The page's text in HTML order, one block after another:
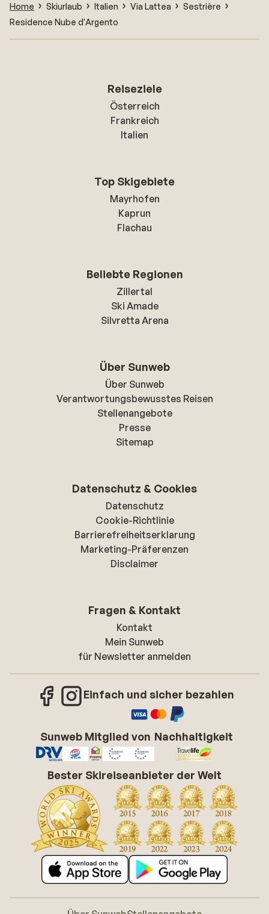
Home Skiurlaub Italien Via Lattea
Sestrière
Residence Nube d'Argento
Reiseziele
Österreich
Frankreich
Italien
Top Skigebiete
Mayrhofen
Kaprun
Flachau
Beliebte Regionen
Zillertal
Ski Amade
Silvretta Arena
Über Sunweb
Über Sunweb
Verantwortungsbewusstes Reisen
Stellenangebote
Presse
Sitemap
Datenschutz & Cookies
Datenschutz
Cookie-Richtlinie
Barrierefreiheitserklarung
Marketing-Präferenzen
Disclaimer
Fragen & Kontakt
Kontakt
Mein Sunweb
für Newsletter anmelden
Einfach und sicher bezahlen
Sunweb Mitglied von Nachhaltigkeit
Bester Skireiseanbieter der Welt